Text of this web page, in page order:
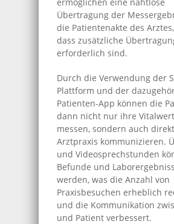
Übertragung der
die Patientenakte des
dass zusätzliche
erforderlich sind.
Durch die Verwendung der
Plattform und der
Patienten-App können die
dann nicht nur ihre
messen, sondern auch
Arztpraxis kommunizieren.
und Videosprechstunden
Befunde und
werden, was die Anzahl von
Praxisbesuchen erheblich
und die Kommunikation
und Patient verbessert.